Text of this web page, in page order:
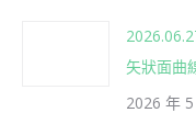
矢狀面曲
2026 年